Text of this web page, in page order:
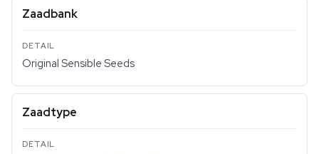
Zaadbank
Original Sensible Seeds
Zaadtype